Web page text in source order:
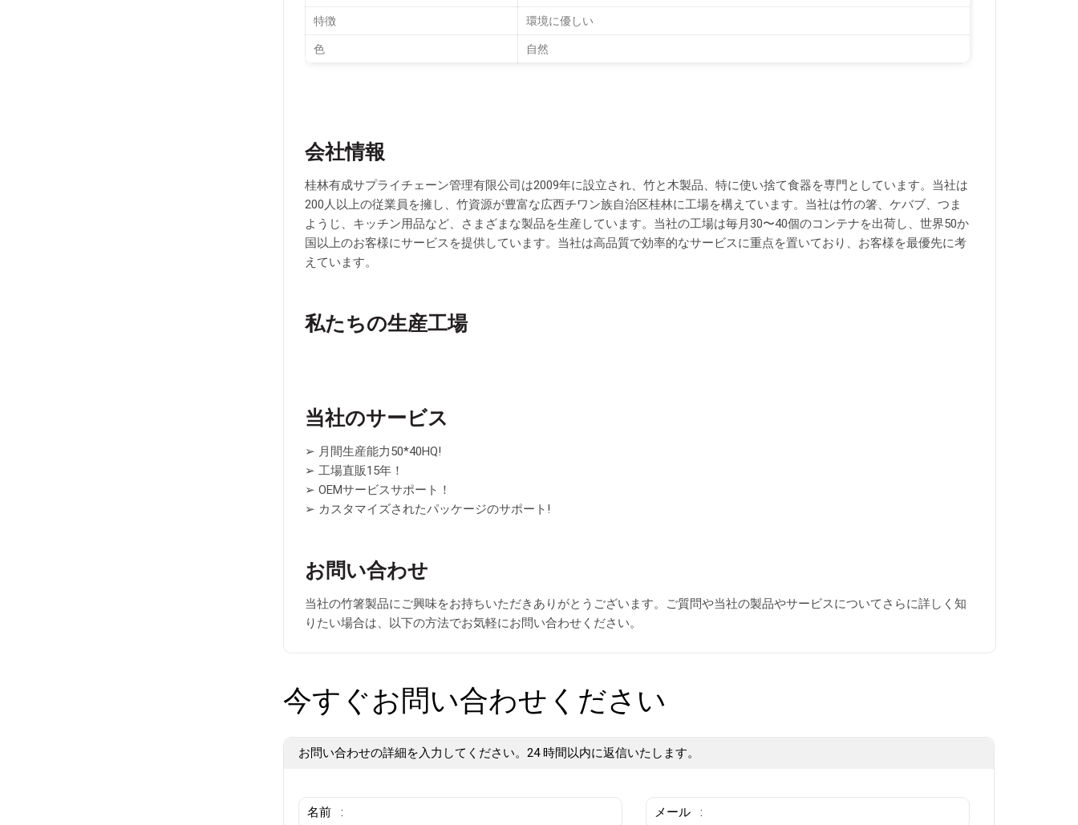
特徴 環境に優しい
色 自然
会社情報
桂林有成サプライチェーン管理有限公司は2009年に設立され、竹と木製品、特に使い捨て食器を専門としています。当社は
200人以上の従業員を擁し、竹資源が豊富な広西チワン族自治区桂林に工場を構えています。当社は竹の箸、ケバブ、つま
ようじ、キッチン用品など、さまざまな製品を生産しています。当社の工場は毎月30〜40個のコンテナを出荷し、世界50か
国以上のお客様にサービスを提供しています。当社は高品質で効率的なサービスに重点を置いており、お客様を最優先に考
えています。
私たちの生産工場
当社のサービス
➢ 月間生産能力50*40HQ!
➢ 工場直販15年！
➢ OEMサービスサポート！
➢ カスタマイズされたパッケージのサポート!
お問い合わせ
当社の竹箸製品にご興味をお持ちいただきありがとうございます。ご質問や当社の製品やサービスについてさらに詳しく知
りたい場合は、以下の方法でお気軽にお問い合わせください。
今すぐお問い合わせください
お問い合わせの詳細を入力してください。24 時間以内に返信いたします。